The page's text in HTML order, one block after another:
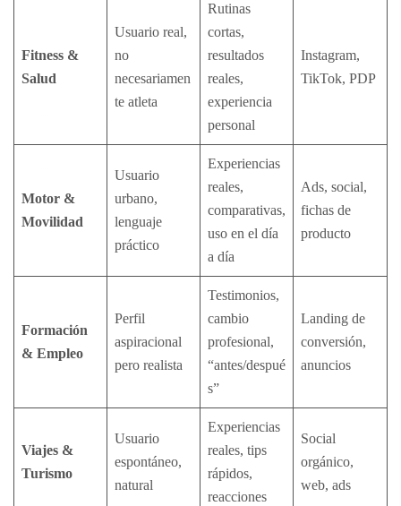
Fitness &
Salud
Usuario real,
no
necesariamen
te atleta
Rutinas
cortas,
resultados
reales,
experiencia
personal
Instagram,
TikTok, PDP
Motor &
Movilidad
Usuario
urbano,
lenguaje
práctico
Experiencias
reales,
comparativas,
uso en el día
a día
Ads, social,
fichas de
producto
Formación
& Empleo
Perfil
aspiracional
pero realista
Testimonios,
cambio
profesional,
“antes/despué
s”
Landing de
conversión,
anuncios
Viajes &
Turismo
Usuario
espontáneo,
natural
Experiencias
reales, tips
rápidos,
reacciones
Social
orgánico,
web, ads